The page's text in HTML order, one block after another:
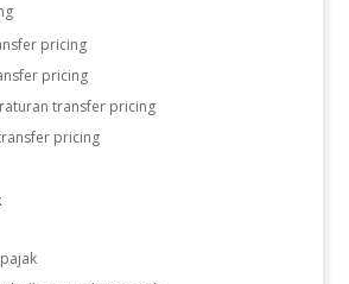
pricing
pricing
transfer pricing
pricing